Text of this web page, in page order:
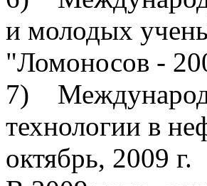
и молодых
"Ломоносов -
7)
технологии в
октябрь, 2009 г.